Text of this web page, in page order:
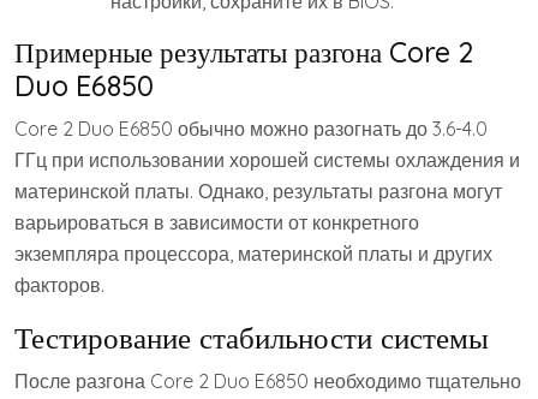
Примерные результаты разгона Core 2
Duo E6850
Core 2 Duo E6850 обычно можно разогнать до 3.6-4.0
ГГц при использовании хорошей системы охлаждения и
материнской платы. Однако, результаты разгона могут
варьироваться в зависимости от конкретного
экземпляра процессора, материнской платы и других
факторов.
Тестирование стабильности системы
После разгона Core 2 Duo E6850 необходимо тщательно